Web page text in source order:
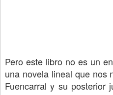
Pero este libro no es un
una novela lineal que nos
Fuencarral y su posterior